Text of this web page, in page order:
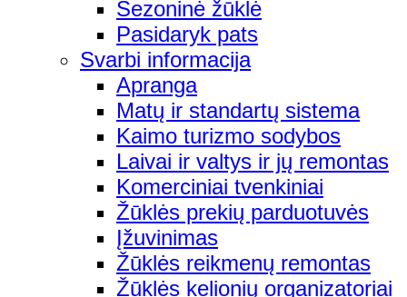
Sezoninė žūklė
Pasidaryk pats
Svarbi informacija
Apranga
Matų ir standartų sistema
Kaimo turizmo sodybos
Laivai ir valtys ir jų remontas
Komerciniai tvenkiniai
Žūklės prekių parduotuvės
Įžuvinimas
Žūklės reikmenų remontas
Žūklės kelionių organizatoriai